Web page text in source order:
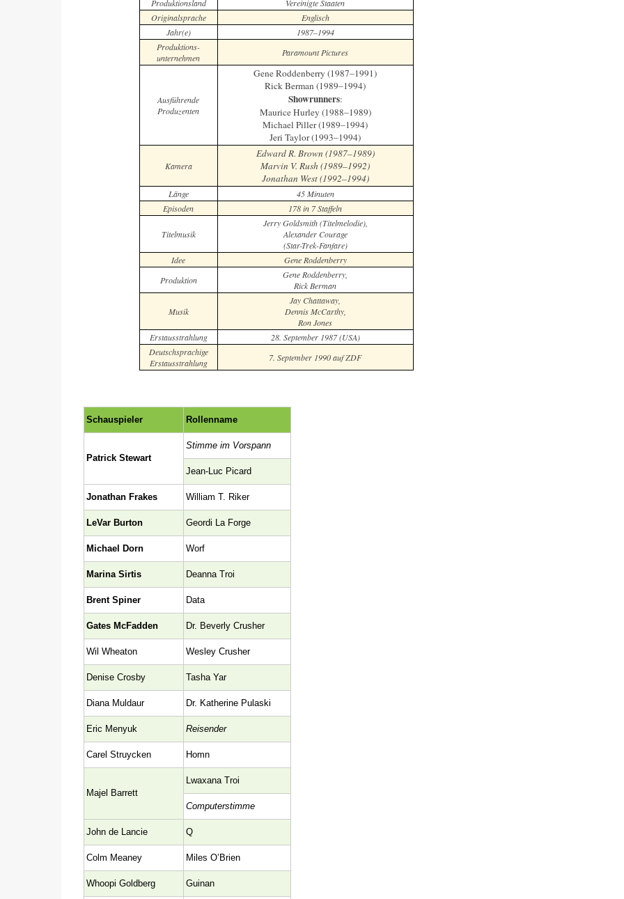
Produktionsland
Vereinigte Staaten
Originalsprache
Englisch
Jahr(e)
1987–1994
Produktions-
unternehmen
Paramount Pictures
Ausführende
Produzenten
Gene Roddenberry (1987–1991)
Rick Berman (1989–1994)
Showrunners:
Maurice Hurley (1988–1989)
Michael Piller (1989–1994)
Jeri Taylor (1993–1994)
Kamera
Edward R. Brown (1987–1989)
Marvin V. Rush (1989–1992)
Jonathan West (1992–1994)
Länge
45 Minuten
Episoden
178 in 7 Staffeln
Titelmusik
Jerry Goldsmith (Titelmelodie),
Alexander Courage
(Star-Trek-Fanfare)
Idee
Gene Roddenberry
Produktion
Gene Roddenberry,
Rick Berman
Musik
Jay Chattaway,
Dennis McCarthy,
Ron Jones
Erstausstrahlung
28. September 1987 (USA)
Deutschsprachige
Erstausstrahlung
7. September 1990 auf ZDF
Schauspieler Rollenname
Patrick Stewart
Stimme im Vorspann
Jean-Luc Picard
Jonathan Frakes William T. Riker
LeVar Burton Geordi La Forge
Michael Dorn Worf
Marina Sirtis Deanna Troi
Brent Spiner Data
Gates McFadden Dr. Beverly Crusher
Wil Wheaton Wesley Crusher
Denise Crosby Tasha Yar
Diana Muldaur Dr. Katherine Pulaski
Eric Menyuk Reisender
Carel Struycken Homn
Majel Barrett
Lwaxana Troi
Computerstimme
John de Lancie Q
Colm Meaney Miles O’Brien
Whoopi Goldberg Guinan